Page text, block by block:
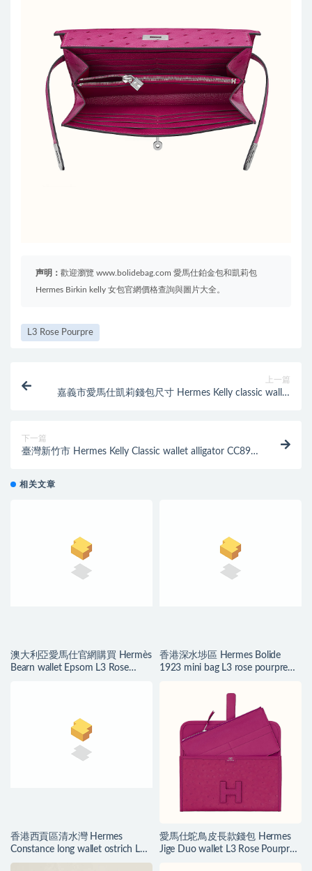
声明： 歡迎瀏覽 www.bolidebag.com 愛馬仕鉑金包和凱莉包
Hermes Birkin kelly 女包官網價格查詢與圖片大全。
L3 Rose Pourpre
上一篇
嘉義市愛馬仕凱莉錢包尺寸 Hermes Kelly classic wallet
下一篇
臺灣新竹市 Hermes Kelly Classic wallet alligator CC89
相关文章
澳大利亞愛馬仕官網購買 Hermès
Bearn wallet Epsom L3 Rose
香港深水埗區 Hermes Bolide
1923 mini bag L3 rose pourpre
香港西貢區清水灣 Hermes
Constance long wallet ostrich L3
Rose Pourpre
愛馬仕鴕鳥皮長款錢包 Hermes
Jige Duo wallet L3 Rose Pourpre